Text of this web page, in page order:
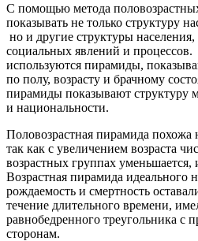
С помощью метода
показывать не только структуру
но и другие структуры
социальных явлений и
используются пирамиды,
по полу, возрасту и брачному
пирамиды показывают структуру
и национальности.
Половозрастная пирамида
так как с увеличением возраста
возрастных группах уменьшается,
Возрастная пирамида идеального
рождаемость и смертность
течение длительного времени,
равнобедренного треугольника с
сторонам.